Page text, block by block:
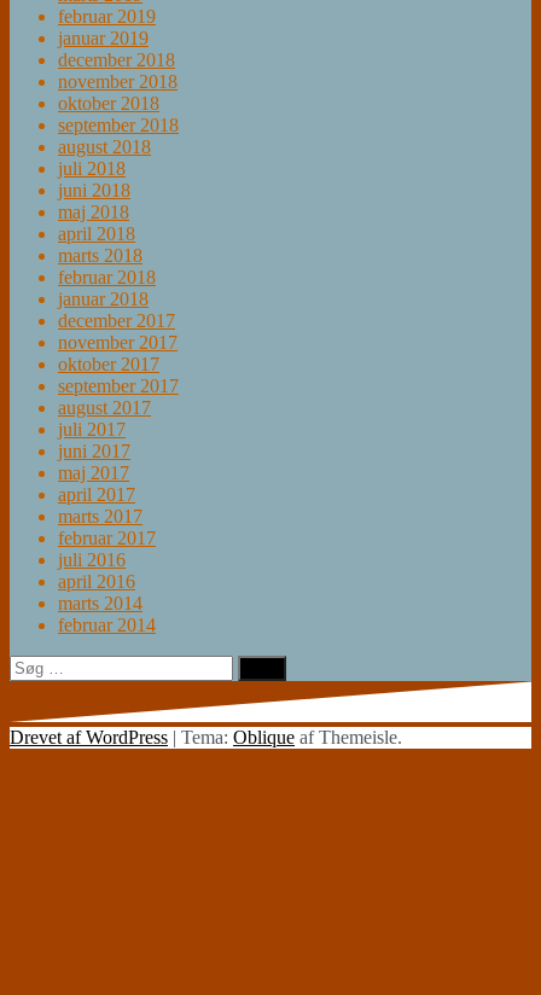
februar 2019
januar 2019
december 2018
november 2018
oktober 2018
september 2018
august 2018
juli 2018
juni 2018
maj 2018
april 2018
marts 2018
februar 2018
januar 2018
december 2017
november 2017
oktober 2017
september 2017
august 2017
juli 2017
juni 2017
maj 2017
april 2017
marts 2017
februar 2017
juli 2016
april 2016
marts 2014
februar 2014
Søg
efter:
Drevet af WordPress | Tema: Oblique af Themeisle.